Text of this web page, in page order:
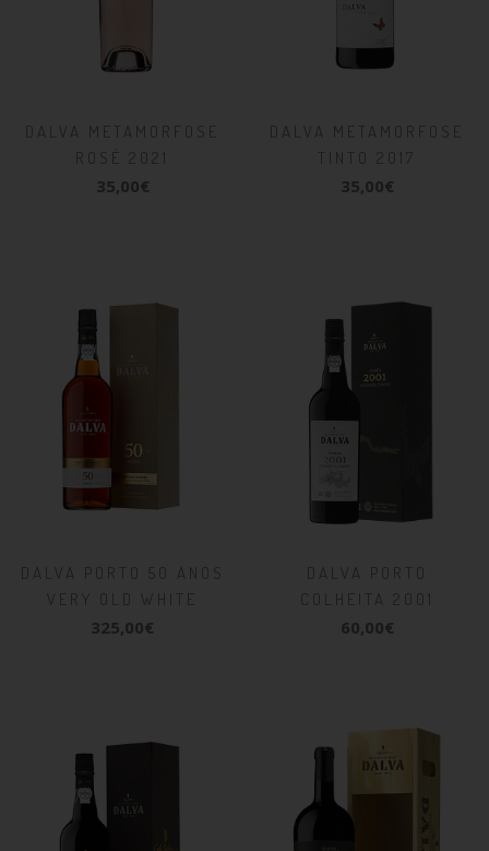
DALVA METAMORFOSE
ROSÉ 2021
35,00€
DALVA METAMORFOSE
TINTO 2017
35,00€
DALVA PORTO 50 ANOS
VERY OLD WHITE
325,00€
DALVA PORTO
COLHEITA 2001
60,00€